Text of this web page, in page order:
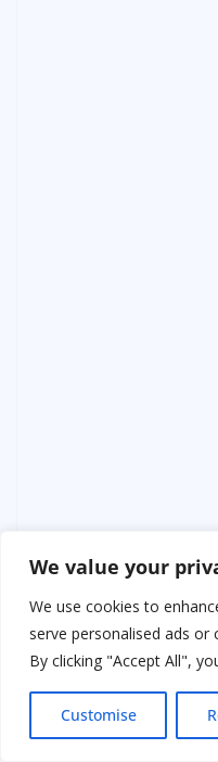
We value your
We use cookies to
serve personalised ads
By clicking "Accept All",
Customise
Акушер — доктор Ирина
Лена быстро набрала
раз ей ответил сонный
— Мне нужно
сказала Лена,